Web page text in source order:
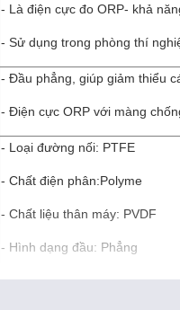
- Là điện cực đo ORP- khả
- Sử dụng trong phòng thí
- Đầu phẳng, giúp giảm thiểu
- Điện cực ORP với màng
- Loại đường nối: PTFE
- Chất điện phân:Polyme
- Chất liệu thân máy: PVDF
- Hình dạng đầu: Phẳng
- Áp suất tối đa: bar (87 psi)